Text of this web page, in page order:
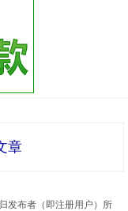
章
发布者（即注册用户）所